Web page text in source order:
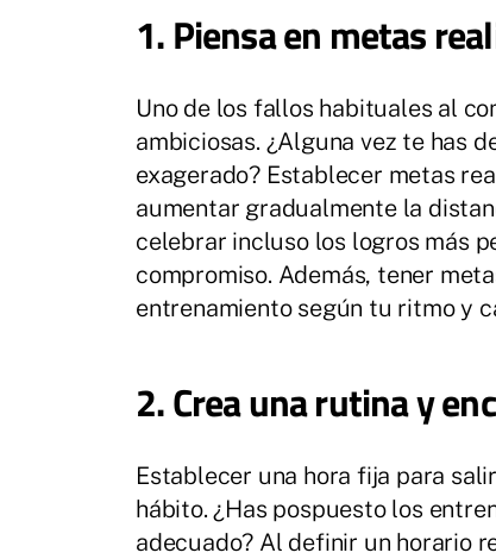
1. Piensa en metas
Uno de los fallos habituales al
ambiciosas. ¿Alguna vez te has
exagerado? Establecer metas
aumentar gradualmente la
celebrar incluso los logros más
compromiso. Además, tener
entrenamiento según tu ritmo y
2. Crea una rutina y
Establecer una hora fija para
hábito. ¿Has pospuesto los
adecuado? Al definir un horario